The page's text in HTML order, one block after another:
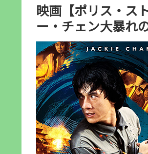
映画【ポリス・ス
ー・チェン大暴れ